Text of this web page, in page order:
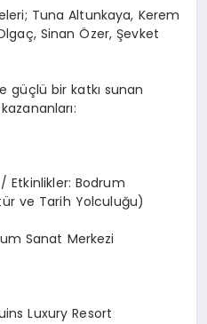
Tuna Altunkaya, Kerem
Sinan Özer, Şevket
güçlü bir katkı sunan
Etkinlikler: Bodrum
ve Tarih Yolculuğu)
Sanat Merkezi
Luxury Resort